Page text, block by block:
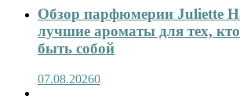
Обзор парфюмерии Juliette
лучшие ароматы для тех, кто
быть собой
07.08.20260